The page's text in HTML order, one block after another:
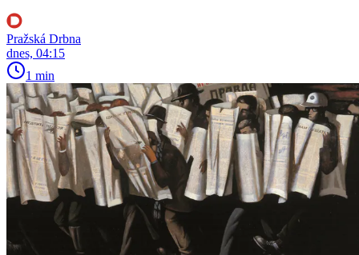
Pražská Drbna
dnes, 04:15
1 min